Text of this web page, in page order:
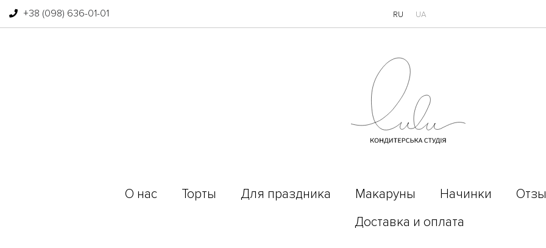
+38 (098) 636-01-01 RU UA
О нас Торты Для праздника Макаруны Начинки
Доставка и оплата